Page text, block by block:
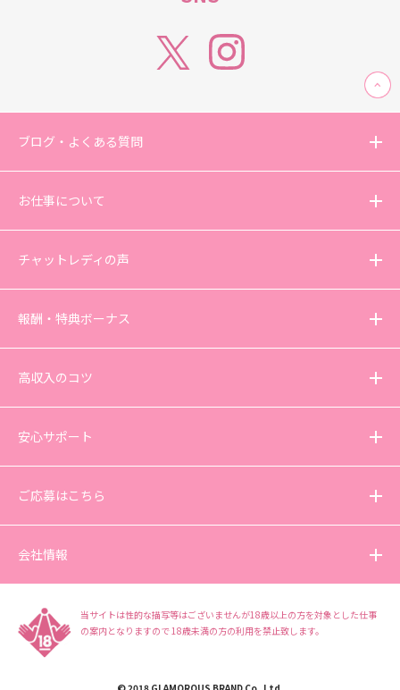
ブログ・よくある質問
お仕事について
チャットレディの声
報酬・特典ボーナス
高収入のコツ
安心サポート
ご応募はこちら
会社情報
当サイトは性的な描写等はございませんが18歳以上の方を対象とした仕事
の案内となりますので18歳未満の方の利用を禁止致します。
© 2018 GLAMOROUS BRAND Co.,Ltd.